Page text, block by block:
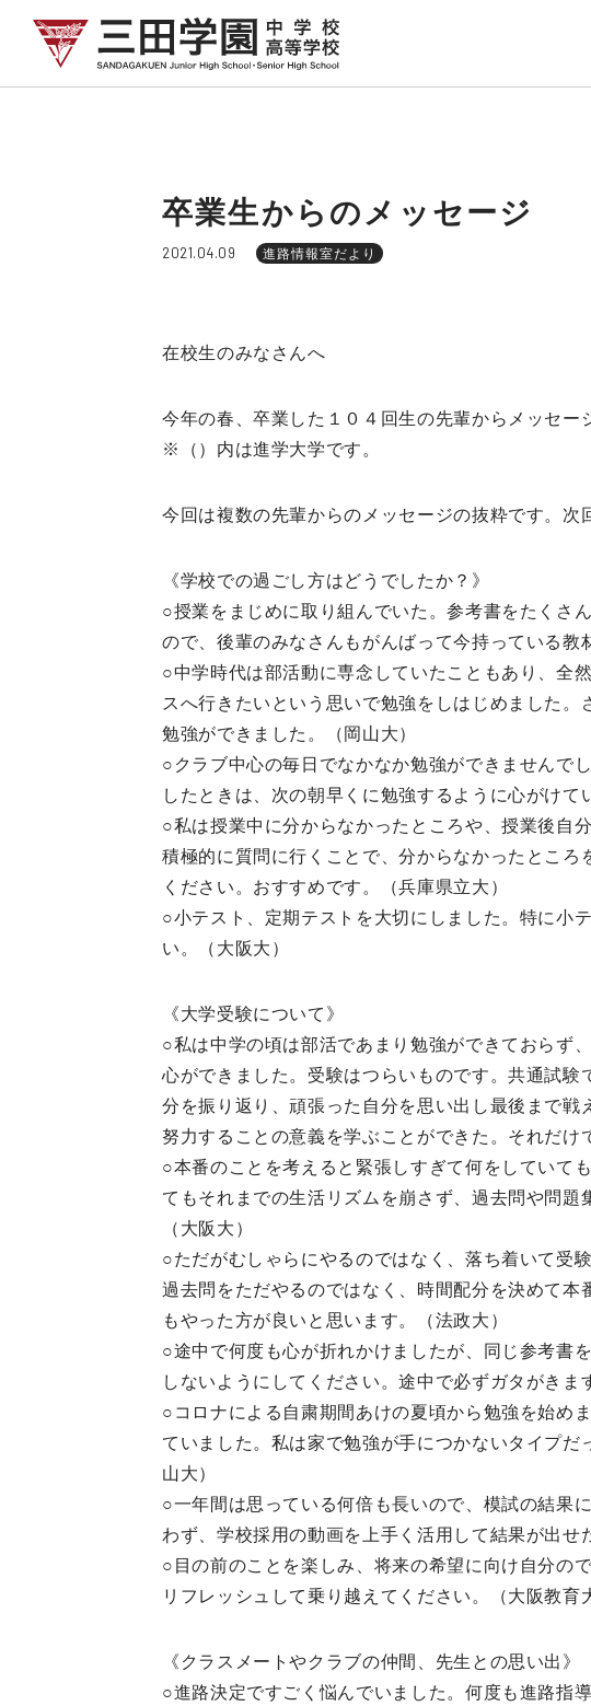
卒業生からのメッセージ
2021.04.09 進路情報室だより
在校生のみなさんへ
今年の春、卒業した１０４回生の先輩からメッセー
※（）内は進学大学です。
今回は複数の先輩からのメッセージの抜粋です。次
《学校での過ごし方はどうでしたか？》
○授業をまじめに取り組んでいた。参考書をたくさ
ので、後輩のみなさんもがんばって今持っている教
○中学時代は部活動に専念していたこともあり、全
スへ行きたいという思いで勉強をしはじめました
勉強ができました。（岡山大）
○クラブ中心の毎日でなかなか勉強ができませんで
したときは、次の朝早くに勉強するように心がけて
○私は授業中に分からなかったところや、授業後自
積極的に質問に行くことで、分からなかったとこ
ください。おすすめです。（兵庫県立大）
○小テスト、定期テストを大切にしました。特に小
い。（大阪大）
《大学受験について》
○私は中学の頃は部活であまり勉強ができておらず
心ができました。受験はつらいものです。共通試
分を振り返り、頑張った自分を思い出し最後まで
努力することの意義を学ぶことができた。それだけ
○本番のことを考えると緊張しすぎて何をしていて
てもそれまでの生活リズムを崩さず、過去問や問
（大阪大）
○ただがむしゃらにやるのではなく、落ち着いて受
過去問をただやるのではなく、時間配分を決めて
もやった方が良いと思います。（法政大）
○途中で何度も心が折れかけましたが、同じ参考書
しないようにしてください。途中で必ずガタがき
○コロナによる自粛期間あけの夏頃から勉強を始め
ていました。私は家で勉強が手につかないタイプ
山大）
○一年間は思っている何倍も長いので、模試の結果
わず、学校採用の動画を上手く活用して結果が出せ
○目の前のことを楽しみ、将来の希望に向け自分の
リフレッシュして乗り越えてください。（大阪教育
《クラスメートやクラブの仲間、先生との思い出》
○進路決定ですごく悩んでいました。何度も進路指